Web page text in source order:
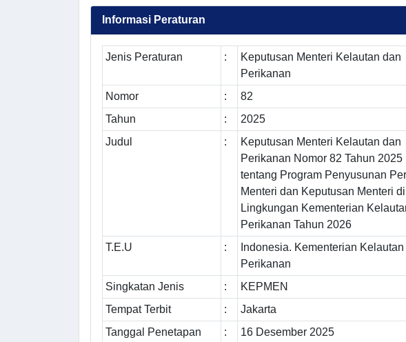
Informasi Peraturan
Jenis Peraturan :
Keputusan Menteri Kelautan dan
Perikanan
Nomor
:
82
Tahun
:
2025
Judul
:
Keputusan Menteri Kelautan dan
Perikanan Nomor 82 Tahun 2025
tentang Program Penyusunan
Menteri dan Keputusan Menteri di
Lingkungan Kementerian
Perikanan Tahun 2026
T.E.U
:
Indonesia. Kementerian Kelautan
Perikanan
Singkatan Jenis
:
KEPMEN
Tempat Terbit
:
Jakarta
Tanggal Penetapan
:
16 Desember 2025